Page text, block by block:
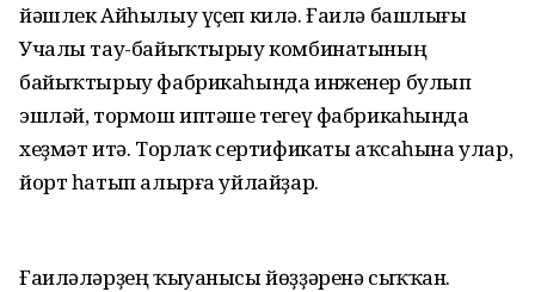
йәшлек Айһылыу үҫеп килә. Ғаилә башлығы
Учалы тау-байыҡтырыу комбинатының
байыҡтырыу фабрикаһында инженер булып
эшләй, тормош иптәше тегеү фабрикаһында
хеҙмәт итә. Торлаҡ сертификаты аҡсаһына улар,
йорт һатып алырға уйлайҙар.
Ғаиләләрҙең ҡыуанысы йөҙҙәренә сыҡҡан.